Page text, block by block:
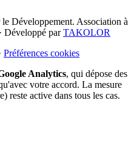
Développement. Association à
· Développé parTAKOLOR
Préférences cookies
Analytics, qui dépose des
votre accord. La mesure
reste active dans tous les cas.